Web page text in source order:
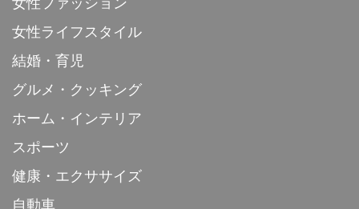
女性ライフスタイル
結婚・育児
グルメ・クッキング
ホーム・インテリア
スポーツ
健康・エクササイズ
自動車